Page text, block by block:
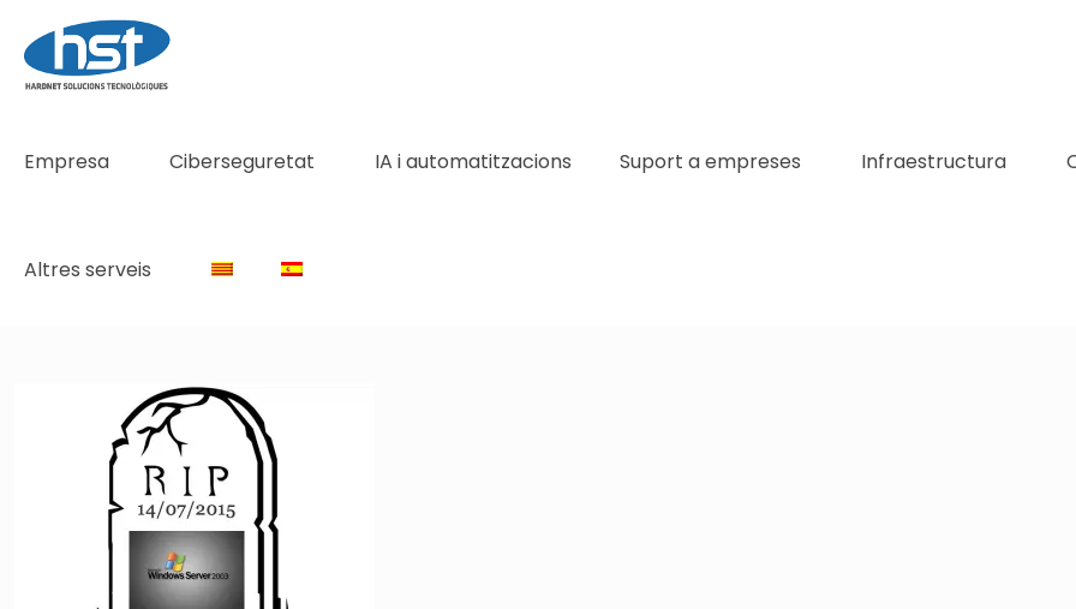
Empresa Ciberseguretat IA i automatitzacions Suport a empreses Infraestructura
Altres serveis